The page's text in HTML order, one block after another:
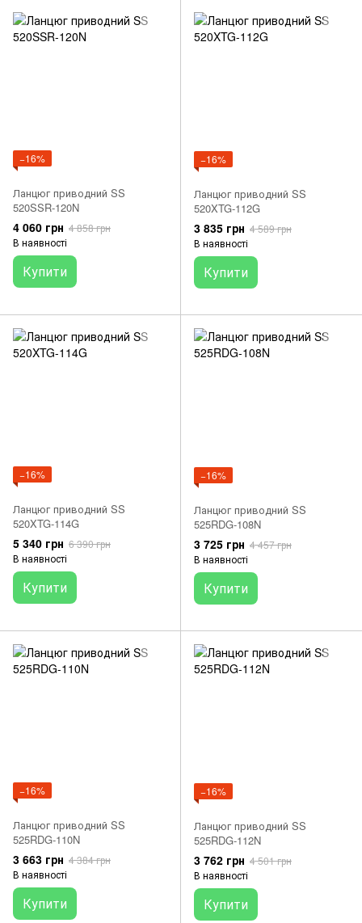
−16%
Ланцюг приводний SS
520SSR-120N
4 060 грн 4 858 грн
В наявності
Купити
−16%
Ланцюг приводний SS
520XTG-112G
3 835 грн 4 589 грн
В наявності
Купити
−16%
Ланцюг приводний SS
520XTG-114G
5 340 грн 6 390 грн
В наявності
Купити
−16%
Ланцюг приводний SS
525RDG-108N
3 725 грн 4 457 грн
В наявності
Купити
−16%
Ланцюг приводний SS
525RDG-110N
3 663 грн 4 384 грн
В наявності
Купити
−16%
Ланцюг приводний SS
525RDG-112N
3 762 грн 4 501 грн
В наявності
Купити